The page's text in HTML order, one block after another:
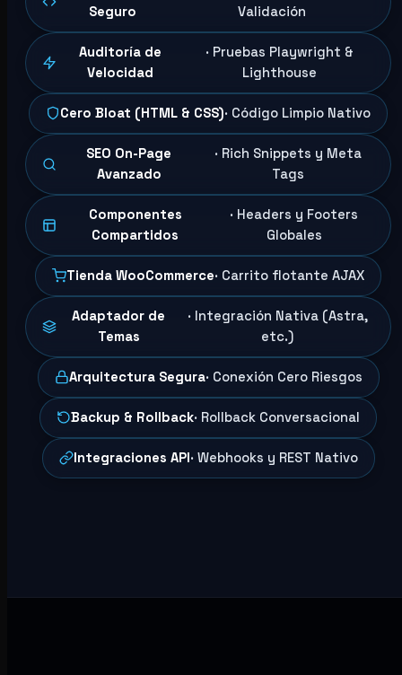
Seguro
Validación
Auditoría de
Velocidad
· Pruebas Playwright &
Lighthouse
Cero Bloat (HTML & CSS)· Código Limpio Nativo
SEO On-Page
Avanzado
· Rich Snippets y Meta
Tags
Componentes
Compartidos
· Headers y Footers
Globales
Tienda WooCommerce· Carrito flotante AJAX
Adaptador de
Temas
· Integración Nativa (Astra,
etc.)
Arquitectura Segura· Conexión Cero Riesgos
Backup & Rollback· Rollback Conversacional
Integraciones API· Webhooks y REST Nativo